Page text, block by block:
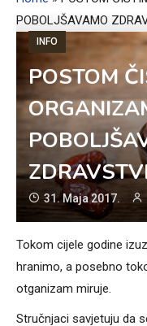
POBOLJŠAVAMO
INFO
POSTOM
31. Maja 2017.
Tokom cijele godine
hranimo, a posebno
otganizam miruje.
Stručnjaci savjetuju da